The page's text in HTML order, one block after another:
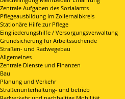
Zentrale Aufgaben des Sozialamts
Pflegeausbildung im Zollernalbkreis
Stationäre Hilfe zur Pflege
Eingliederungshilfe / Versorgungsverwaltung
Grundsicherung für Arbeitssuchende
Straßen- und Radwegebau
Allgemeines
Zentrale Dienste und Finanzen
Bau
Planung und Verkehr
Straßenunterhaltung- und betrieb